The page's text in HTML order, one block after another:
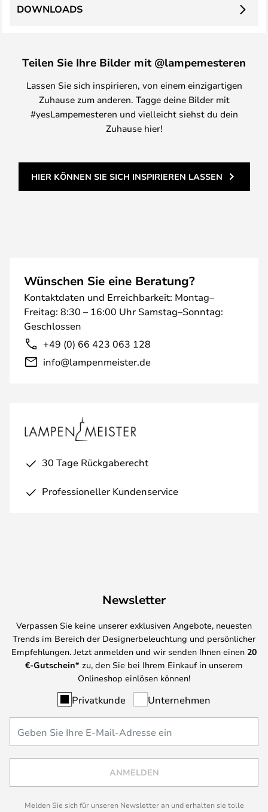
DOWNLOADS
Teilen Sie Ihre Bilder mit @lampemesteren
Lassen Sie sich inspirieren, von einem einzigartigen
Zuhause zum anderen. Tagge deine Bilder mit
#yesLampemesteren und vielleicht siehst du dein
Zuhause hier!
HIER KÖNNEN SIE SICH INSPIRIEREN LASSEN
Wünschen Sie eine Beratung?
Kontaktdaten und Erreichbarkeit: Montag–
Freitag: 8:30 – 16:00 Uhr Samstag–Sonntag:
Geschlossen
+49 (0) 66 423 063 128
info@lampenmeister.de
30 Tage Rückgaberecht
Professioneller Kundenservice
Newsletter
Verpassen Sie keine unserer exklusiven Angebote, neuesten
Trends im Bereich der Designerbeleuchtung und persönlicher
Empfehlungen. Jetzt anmelden und wir senden Ihnen einen 20
€-Gutschein* zu, den Sie bei Ihrem Einkauf in unserem
Onlineshop einlösen können!
Privatkunde Unternehmen
ANMELDEN
Melden Sie sich für unseren Newsletter an und erhalten sie tolle